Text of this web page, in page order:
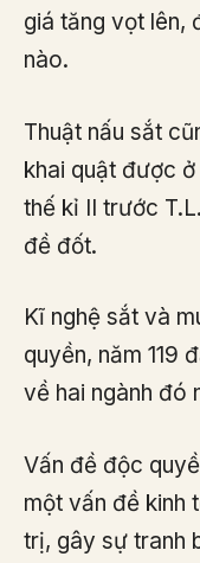
giá tăng vọt lên,
nào.
Thuật nấu sắt
khai quật được
thế kỉ II trước
đề đốt.
Kĩ nghệ sắt và
quyền, năm 119
về hai ngành đó
Vấn đề độc
một vấn đề kinh
trị, gây sự tranh